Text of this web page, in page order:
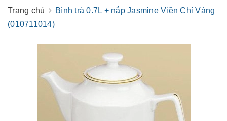
Trang chủ
Bình trà 0.7L + nắp Jasmine Viền Chỉ Vàng
(010711014)